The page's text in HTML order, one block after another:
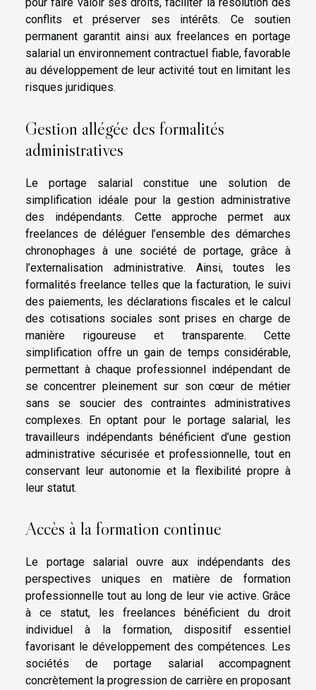
conflits et préserver ses intérêts. Ce soutien
permanent garantit ainsi aux freelances en portage
salarial un environnement contractuel fiable, favorable
au développement de leur activité tout en limitant les
risques juridiques.
Gestion allégée des formalités
administratives
Le portage salarial constitue une solution de
simplification idéale pour la gestion administrative
des indépendants. Cette approche permet aux
freelances de déléguer l’ensemble des démarches
chronophages à une société de portage, grâce à
l’externalisation administrative. Ainsi, toutes les
formalités freelance telles que la facturation, le suivi
des paiements, les déclarations fiscales et le calcul
des cotisations sociales sont prises en charge de
manière rigoureuse et transparente. Cette
simplification offre un gain de temps considérable,
permettant à chaque professionnel indépendant de
se concentrer pleinement sur son cœur de métier
sans se soucier des contraintes administratives
complexes. En optant pour le portage salarial, les
travailleurs indépendants bénéficient d’une gestion
administrative sécurisée et professionnelle, tout en
conservant leur autonomie et la flexibilité propre à
leur statut.
Accès à la formation continue
Le portage salarial ouvre aux indépendants des
perspectives uniques en matière de formation
professionnelle tout au long de leur vie active. Grâce
à ce statut, les freelances bénéficient du droit
individuel à la formation, dispositif essentiel
favorisant le développement des compétences. Les
sociétés de portage salarial accompagnent
concrètement la progression de carrière en proposant